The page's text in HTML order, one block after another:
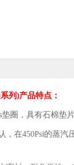
系列)产品特点：
垫圈，具有石棉垫
，在450Psi的蒸汽